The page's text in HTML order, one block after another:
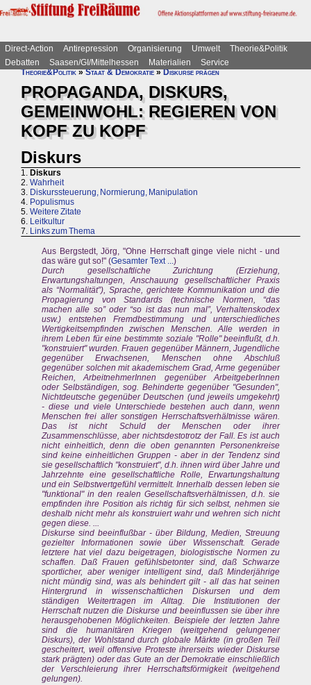
Direct-Action Antirepression Organisierung Umwelt
Theorie&Politik
Debatten
Saasen/GI/Mittelhessen Materialien
Service
Theorie&Politik»Staat & Demokratie»Diskurse prägen
PROPAGANDA, DISKURS,
GEMEINWOHL: REGIEREN VON
KOPF ZU KOPF
Diskurs
1. Diskurs
2. Wahrheit
3. Diskurssteuerung, Normierung, Manipulation
4. Populismus
5. Weitere Zitate
6. Leitkultur
7. Links zum Thema
Aus Bergstedt, Jörg, "Ohne Herrschaft ginge viele nicht - und
das wäre gut so!" (Gesamter Text ...)
Durch gesellschaftliche Zurichtung (Erziehung,
Erwartungshaltungen, Anschauung gesellschaftlicher Praxis
als “Normalität”), Sprache, gerichtete Kommunikation und die
Propagierung von Standards (technische Normen, “das
machen alle so” oder “so ist das nun mal”, Verhaltenskodex
usw.) entstehen Fremdbestimmung und unterschiedliches
Wertigkeitsempfinden zwischen Menschen. Alle werden in
ihrem Leben für eine bestimmte soziale "Rolle" beeinflußt, d.h.
"konstruiert" wurden. Frauen gegenüber Männern, Jugendliche
gegenüber Erwachsenen, Menschen ohne Abschluß
gegenüber solchen mit akademischem Grad, Arme gegenüber
Reichen, ArbeitnehmerInnen gegenüber ArbeitgeberInnen
oder Selbständigen, sog. Behinderte gegenüber "Gesunden",
Nichtdeutsche gegenüber Deutschen (und jeweils umgekehrt)
- diese und viele Unterschiede bestehen auch dann, wenn
Menschen frei aller sonstigen Herrschaftsverhältnisse wären.
Das ist nicht Schuld der Menschen oder ihrer
Zusammenschlüsse, aber nichtsdestotrotz der Fall. Es ist auch
nicht einheitlich, denn die oben genannten Personenkreise
sind keine einheitlichen Gruppen - aber in der Tendenz sind
sie gesellschaftlich "konstruiert", d.h. ihnen wird über Jahre und
Jahrzehnte eine gesellschaftliche Rolle, Erwartungshaltung
und ein Selbstwertgefühl vermittelt. Innerhalb dessen leben sie
"funktional" in den realen Gesellschaftsverhältnissen, d.h. sie
empfinden ihre Position als richtig für sich selbst, nehmen sie
deshalb nicht mehr als konstruiert wahr und wehren sich nicht
gegen diese. ...
Diskurse sind beeinflußbar - über Bildung, Medien, Streuung
gezielter Informationen sowie über Wissenschaft. Gerade
letztere hat viel dazu beigetragen, biologistische Normen zu
schaffen. Daß Frauen gefühlsbetonter sind, daß Schwarze
sportlicher, aber weniger intelligent sind, daß Minderjährige
nicht mündig sind, was als behindert gilt - all das hat seinen
Hintergrund in wissenschaftlichen Diskursen und dem
ständigen Weitertragen im Alltag. Die Institutionen der
Herrschaft nutzen die Diskurse und beeinflussen sie über ihre
herausgehobenen Möglichkeiten. Beispiele der letzten Jahre
sind die humanitären Kriegen (weitgehend gelungener
Diskurs), der Wohlstand durch globale Märkte (in großen Teil
gescheitert, weil offensive Proteste ihrerseits wieder Diskurse
stark prägten) oder das Gute an der Demokratie einschließlich
der Verschleierung ihrer Herrschaftsförmigkeit (weitgehend
gelungen).